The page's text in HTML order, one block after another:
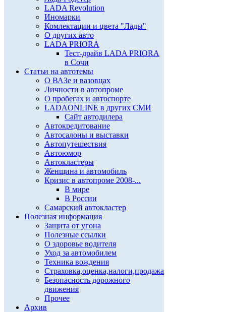
LADA Revolution
Иномарки
Комлектации и цвета "Лады"
О других авто
LADA PRIORA
Тест-драйв LADA PRIORA
в Сочи
Статьи на автотемы
О ВАЗе и вазовцах
Личности в автопроме
О пробегах и автоспорте
LADAONLINE в других СМИ
Сайт автодилера
Автокредитование
Автосалоны и выставки
Автопутешествия
Автоюмор
Автокластеры
Женщина и автомобиль
Кризис в автопроме 2008-...
В мире
В России
Самарский автокластер
Полезная информация
Защита от угона
Полезные ссылки
О здоровье водителя
Уход за автомобилем
Техника вождения
Страховка,оценка,налоги,продажа
Безопасность дорожного
движения
Прочее
Архив